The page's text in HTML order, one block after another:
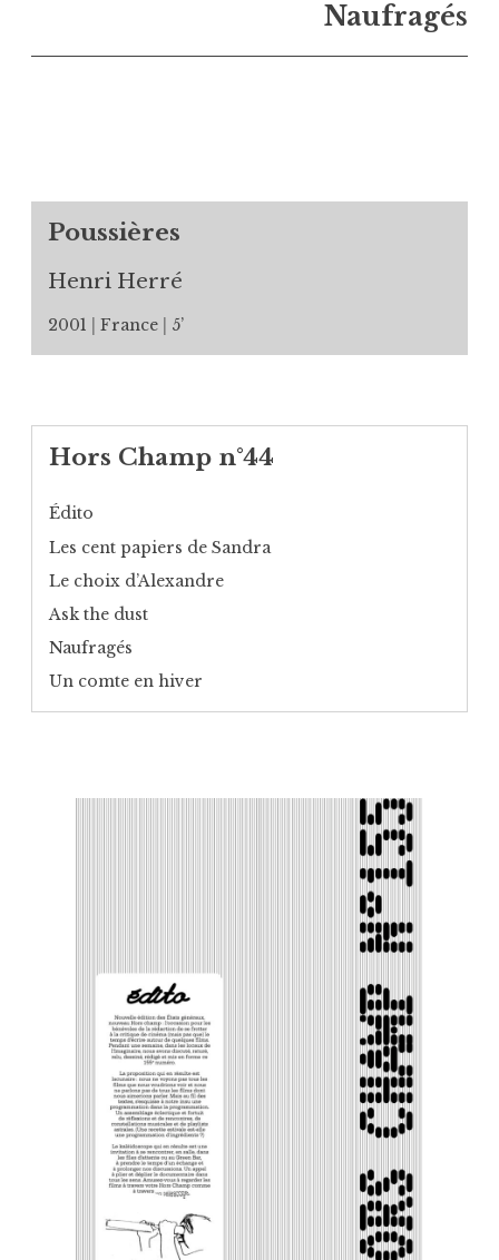
Naufragés
Poussières
Henri Herré
2001 France 5’
Hors Champ n°44
Édito
Les cent papiers de Sandra
Le choix d’Alexandre
Ask the dust
Naufragés
Un comte en hiver